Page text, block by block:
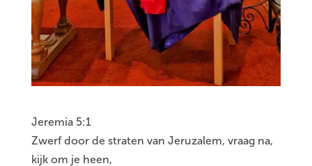
Jeremia 5:1
Zwerf door de straten van Jeruzalem, vraag na,
kijk om je heen,